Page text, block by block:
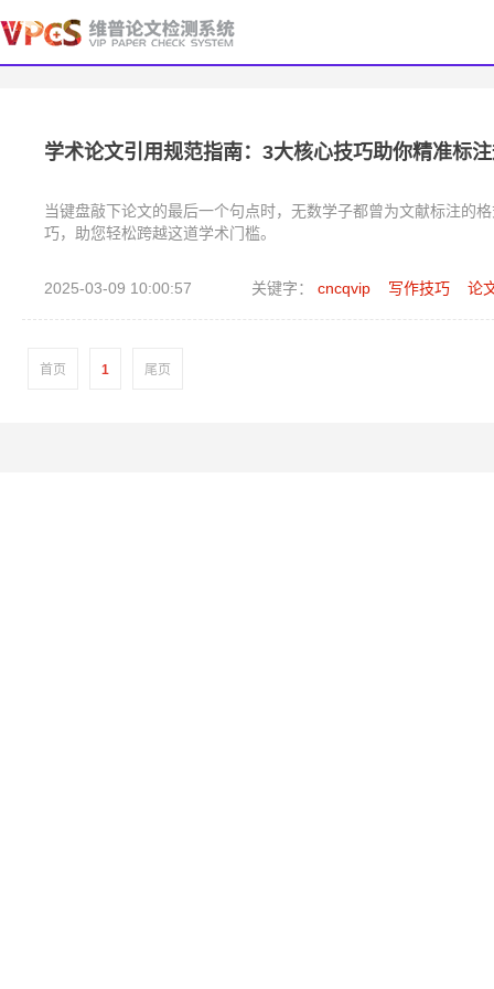
学术论文引用规范指南：3大核心技巧助你精准标
当键盘敲下论文的最后一个句点时，无数学子都曾为文献标注的
巧，助您轻松跨越这道学术门槛。
2025-03-09 10:00:57 关键字： cncqvip 写作技巧 论
首页 1 尾页